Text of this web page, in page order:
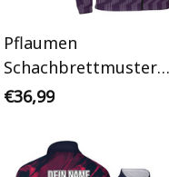
Pflaumen
Schachbrettmuster
Personalisiertes
€36,99